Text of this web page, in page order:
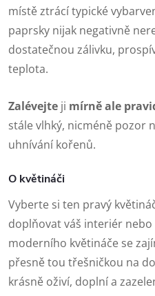
místě ztrácí typické
paprsky nijak negativně
dostatečnou zálivku,
teplota.
Zalévejte ji mírně ale
stále vlhký, nicméně pozor
uhnívání kořenů.
O květináči
Vyberte si ten pravý
doplňovat váš interiér
moderního květináče se
přesně tou třešničkou na
krásně oživí, doplní a